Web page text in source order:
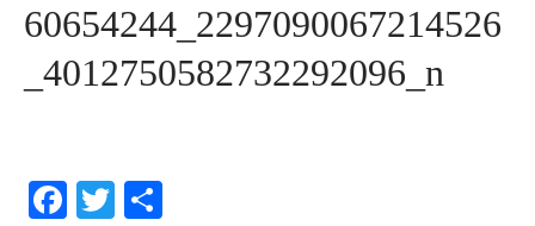
60654244_2297090067214526
_4012750582732292096_n
F T